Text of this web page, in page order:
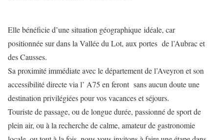
Elle bénéficie d’une situation géographique idéale, car
positionnée sur dans la Vallée du Lot, aux portes de l’Aubrac et
des Causses.
Sa proximité immédiate avec le département de l’Aveyron et son
accessibilité directe via l’ A75 en feront sans aucun doute une
destination privilégiées pour vos vacances et séjours.
Touriste de passage, ou de longue durée, passionné de sport de
plein air, ou à la recherche de calme, amateur de gastronomie